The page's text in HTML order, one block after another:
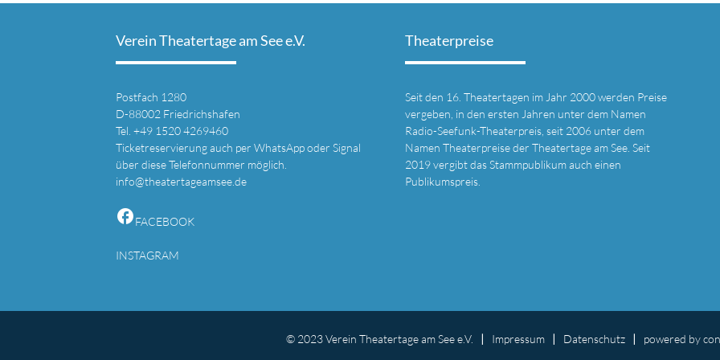
Verein Theatertage am See e.V.
Postfach 1280
D-88002 Friedrichshafen
Tel. +49 1520 4269460
Ticketreservierung auch per WhatsApp oder Signal
über diese Telefonnummer möglich.
info@theatertageamsee.de
facebookFACEBOOK
INSTAGRAM
Theaterpreise
Seit den 16. Theatertagen im Jahr 2000 werden Preise
vergeben, in den ersten Jahren unter dem Namen
Radio-Seefunk-Theaterpreis, seit 2006 unter dem
Namen Theaterpreise der Theatertage am See. Seit
2019 vergibt das Stammpublikum auch einen
Publikumspreis.
© 2023 Verein Theatertage am See e.V. Impressum Datenschutz powered by